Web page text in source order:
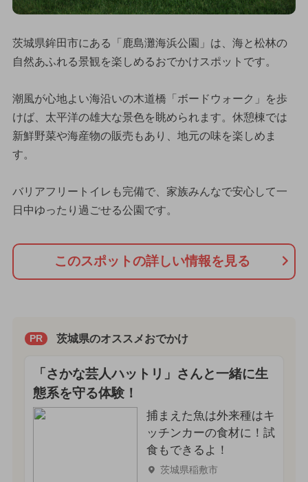
茨城県鉾田市にある「鹿島灘海浜公園」は、海と松林の
自然あふれる景観を楽しめるおでかけスポットです。
潮風が心地よい海沿いの木道橋「ボードウォーク」を歩
けば、太平洋の雄大な景色を眺められます。休憩棟では
新鮮野菜や海産物の販売もあり、地元の味を楽しめま
す。
バリアフリートイレも完備で、家族みんなで安心して一
日中ゆったり過ごせる公園です。
このスポットの詳しい情報を見る
PR 茨城県のオススメおでかけ
「さかな芸人ハットリ」さんと一緒に生
態系を守る体験！
捕まえた魚は外来種はキ
ッチンカーの食材に！試
食もできるよ！
茨城県稲敷市